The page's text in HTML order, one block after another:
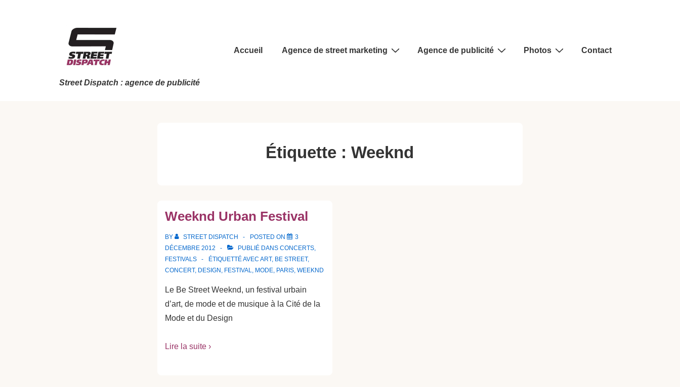
Street Dispatch : agence de publicité
Main
Accueil Agence de street marketing Agence de publicité Photos Contact
Étiquette :Weeknd
Weeknd Urban Festival
BY STREET DISPATCH POSTED ON
3
DÉCEMBRE 2012
PUBLIÉ DANS CONCERTS,
FESTIVALS
ÉTIQUETTÉ AVEC ART, BE STREET,
CONCERT, DESIGN , FESTIVAL, MODE, PARIS, WEEKND
Le Be Street Weeknd, un festival urbain
d’art, de mode et de musique à la Cité de la
Mode et du Design
Lire la suite ›